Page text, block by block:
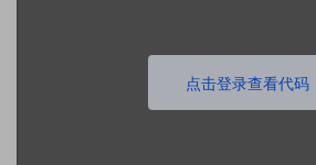
点击登录查看代码